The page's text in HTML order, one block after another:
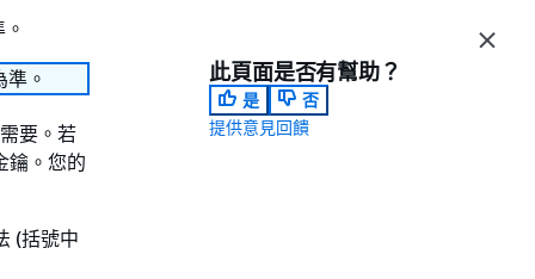
。
要。若
鑰。您的
(括號中
此頁面是否有幫助？
是
否
提供意見回饋